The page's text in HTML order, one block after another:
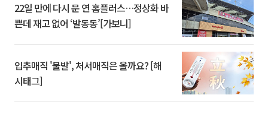
22일 만에 다시 문 연 홈플러스…정상화 바
쁜데 재고 없어 ‘발동동’[가보니]
입추매직 '불발', 처서매직은 올까요? [해
시태그]